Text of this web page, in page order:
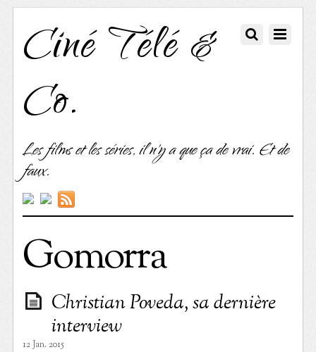
Ciné Télé &
Co.
Les films et les séries, il n'y a que ça de vrai. Et de
faux.
Gomorra
Christian Poveda, sa dernière
interview
12 Jan. 2015